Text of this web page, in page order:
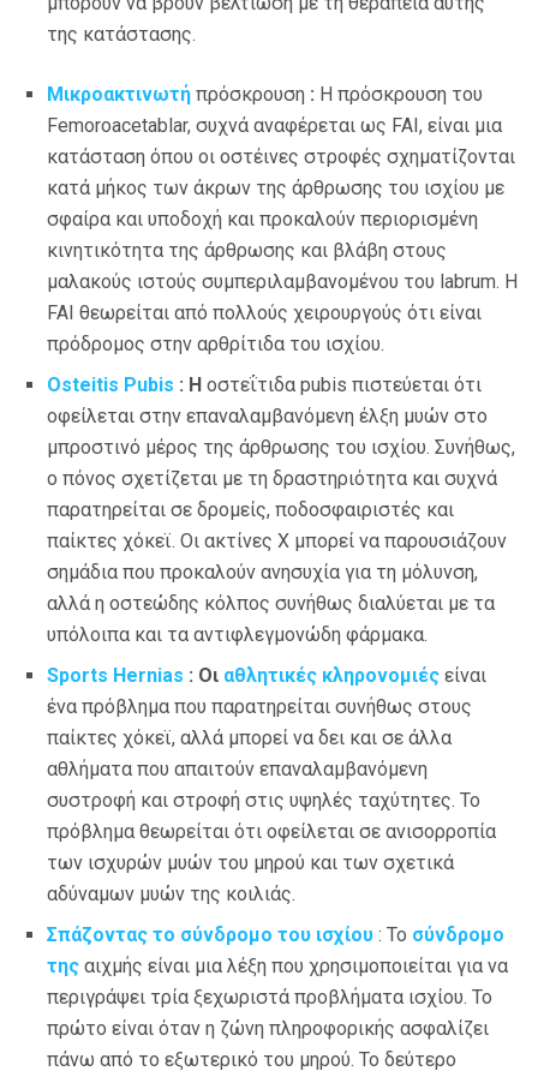
της κατάστασης.
Μικροακτινωτή πρόσκρουση : Η πρόσκρουση του
Femoroacetablar, συχνά αναφέρεται ως FAI, είναι μια
κατάσταση όπου οι οστέινες στροφές σχηματίζονται
κατά μήκος των άκρων της άρθρωσης του ισχίου με
σφαίρα και υποδοχή και προκαλούν περιορισμένη
κινητικότητα της άρθρωσης και βλάβη στους
μαλακούς ιστούς συμπεριλαμβανομένου του labrum. Η
FAI θεωρείται από πολλούς χειρουργούς ότι είναι
πρόδρομος στην αρθρίτιδα του ισχίου.
Osteitis Pubis : Η οστεΐτιδα pubis πιστεύεται ότι
οφείλεται στην επαναλαμβανόμενη έλξη μυών στο
μπροστινό μέρος της άρθρωσης του ισχίου. Συνήθως,
ο πόνος σχετίζεται με τη δραστηριότητα και συχνά
παρατηρείται σε δρομείς, ποδοσφαιριστές και
παίκτες χόκεϊ. Οι ακτίνες Χ μπορεί να παρουσιάζουν
σημάδια που προκαλούν ανησυχία για τη μόλυνση,
αλλά η οστεώδης κόλπος συνήθως διαλύεται με τα
υπόλοιπα και τα αντιφλεγμονώδη φάρμακα.
Sports Hernias : Οι αθλητικές κληρονομιές είναι
ένα πρόβλημα που παρατηρείται συνήθως στους
παίκτες χόκεϊ, αλλά μπορεί να δει και σε άλλα
αθλήματα που απαιτούν επαναλαμβανόμενη
συστροφή και στροφή στις υψηλές ταχύτητες. Το
πρόβλημα θεωρείται ότι οφείλεται σε ανισορροπία
των ισχυρών μυών του μηρού και των σχετικά
αδύναμων μυών της κοιλιάς.
Σπάζοντας το σύνδρομο του ισχίου : Το σύνδρομο
της αιχμής είναι μια λέξη που χρησιμοποιείται για να
περιγράψει τρία ξεχωριστά προβλήματα ισχίου. Το
πρώτο είναι όταν η ζώνη πληροφορικής ασφαλίζει
πάνω από το εξωτερικό του μηρού. Το δεύτερο